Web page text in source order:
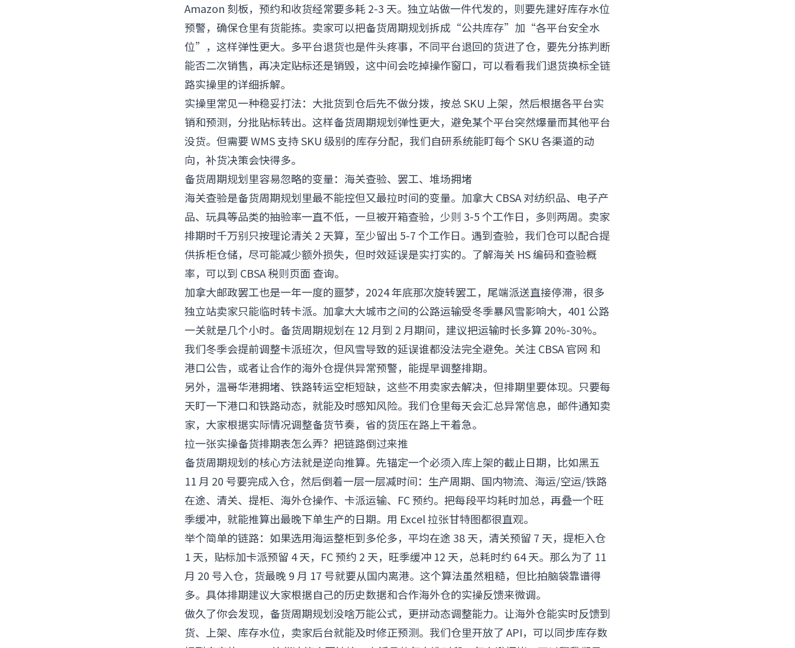
Amazon 刻板，预约和收货经常要多耗 2-3 天。独立站做一件代发的，则要先建好库存水位
预警，确保仓里有货能拣。卖家可以把备货周期规划拆成“公共库存”加“各平台安全水
位”，这样弹性更大。多平台退货也是件头疼事，不同平台退回的货进了仓，要先分拣判断
能否二次销售，再决定贴标还是销毁，这中间会吃掉操作窗口，可以看看我们退货换标全链
路实操里的详细拆解。
实操里常见一种稳妥打法：大批货到仓后先不做分拨，按总 SKU 上架，然后根据各平台实
销和预测，分批贴标转出。这样备货周期规划弹性更大，避免某个平台突然爆量而其他平台
没货。但需要 WMS 支持 SKU 级别的库存分配，我们自研系统能盯每个 SKU 各渠道的动
向，补货决策会快得多。
备货周期规划里容易忽略的变量：海关查验、罢工、堆场拥堵
海关查验是备货周期规划里最不能控但又最拉时间的变量。加拿大 CBSA 对纺织品、电子产
品、玩具等品类的抽验率一直不低，一旦被开箱查验，少则 3-5 个工作日，多则两周。卖家
排期时千万别只按理论清关 2 天算，至少留出 5-7 个工作日。遇到查验，我们仓可以配合提
供拆柜仓储，尽可能减少额外损失，但时效延误是实打实的。了解海关 HS 编码和查验概
率，可以到 CBSA 税则页面 查询。
加拿大邮政罢工也是一年一度的噩梦，2024 年底那次旋转罢工，尾端派送直接停滞，很多
独立站卖家只能临时转卡派。加拿大大城市之间的公路运输受冬季暴风雪影响大，401 公路
一关就是几个小时。备货周期规划在 12 月到 2 月期间，建议把运输时长多算 20%-30%。
我们冬季会提前调整卡派班次，但风雪导致的延误谁都没法完全避免。关注 CBSA 官网 和
港口公告，或者让合作的海外仓提供异常预警，能提早调整排期。
另外，温哥华港拥堵、铁路转运空柜短缺，这些不用卖家去解决，但排期里要体现。只要每
天盯一下港口和铁路动态，就能及时感知风险。我们仓里每天会汇总异常信息，邮件通知卖
家，大家根据实际情况调整备货节奏，省的货压在路上干着急。
拉一张实操备货排期表怎么弄？把链路倒过来推
备货周期规划的核心方法就是逆向推算。先锚定一个必须入库上架的截止日期，比如黑五
11 月 20 号要完成入仓，然后倒着一层一层减时间：生产周期、国内物流、海运/空运/铁路
在途、清关、提柜、海外仓操作、卡派运输、FC 预约。把每段平均耗时加总，再叠一个旺
季缓冲，就能推算出最晚下单生产的日期。用 Excel 拉张甘特图都很直观。
举个简单的链路：如果选用海运整柜到多伦多，平均在途 38 天，清关预留 7 天，提柜入仓
1 天，贴标加卡派预留 4 天，FC 预约 2 天，旺季缓冲 12 天，总耗时约 64 天。那么为了 11
月 20 号入仓，货最晚 9 月 17 号就要从国内离港。这个算法虽然粗糙，但比拍脑袋靠谱得
多。具体排期建议大家根据自己的历史数据和合作海外仓的实操反馈来微调。
做久了你会发现，备货周期规划没啥万能公式，更拼动态调整能力。让海外仓能实时反馈到
货、上架、库存水位，卖家后台就能及时修正预测。我们仓里开放了 API，可以同步库存数